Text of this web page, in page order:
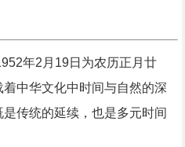
年2月19日为农历正月廿
中华文化中时间与自然的深
传统的延续，也是多元时间